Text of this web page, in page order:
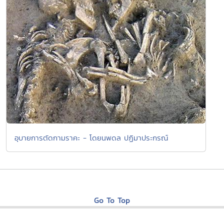
อุบายการตัดกามราคะ - โดยนพดล ปฏิมาประกรณ์
Go To Top